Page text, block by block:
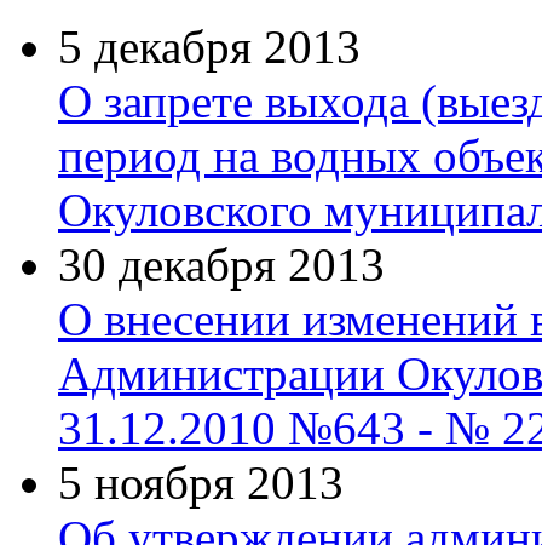
5 декабря 2013
О запрете выхода
период на водных
Окуловского
30 декабря 2013
О внесении изменений
Администрации
31.12.2010 №643 - №
5 ноября 2013